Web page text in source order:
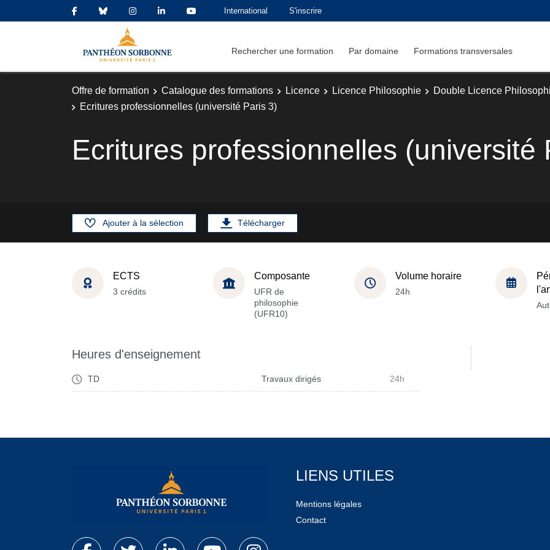
International S'inscrire
Rechercher une formation Par domaine Formations transversales
Offre de formation Catalogue des formations Licence Licence Philosophie Double Licence
Ecritures professionnelles (université Paris 3)
Ecritures professionnelles (université
Ajouter à la sélection Télécharger
ECTS
3 crédits
Composante
UFR de
philosophie
(UFR10)
Volume horaire
24h
Heures d'enseignement
TD Travaux dirigés 24h
LIENS UTILES
Mentions légales
Contact